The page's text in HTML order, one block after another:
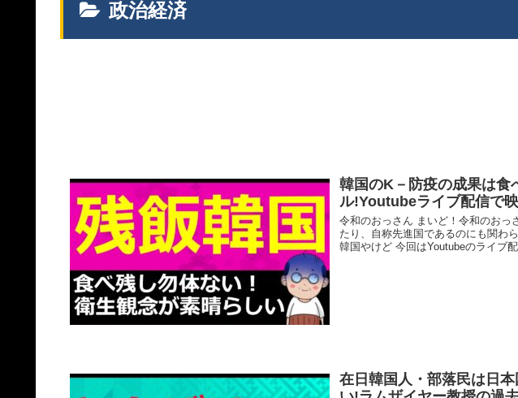
政治経済
韓国のK－防疫の成果は食
ル!Youtubeライブ配信で
令和のおっさん まいど！令和のおっ
たり、自称先進国であるのにも関わ
韓国やけど 今回はYoutubeのライブ
在日韓国人・部落民は日